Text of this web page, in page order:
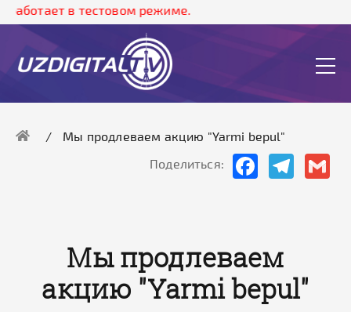
в тестовом режиме.
Мы продлеваем акцию "Yarmi bepul"
Поделиться:
FacebookTelegram
Мы продлеваем
акцию "Yarmi bepul"